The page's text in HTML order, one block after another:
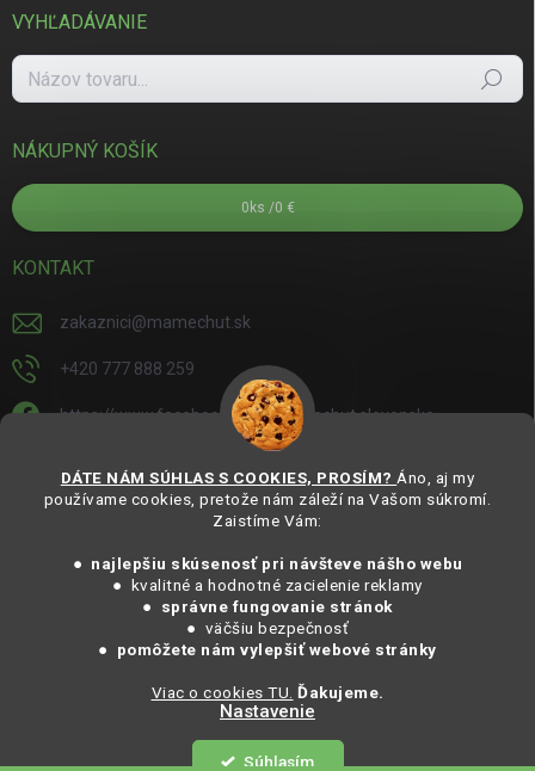
DÁTE NÁM SÚHLAS S COOKIES, PROSÍM? Áno, aj my
používame cookies, pretože nám záleží na Vašom súkromí.
Zaistíme Vám:
● najlepšiu skúsenosť pri návšteve nášho webu
● kvalitné a hodnotné zacielenie reklamy
●
správne fungovanie stránok
● väčšiu bezpečnosť
● pomôžete nám vylepšiť webové stránky
Viac o cookies TU. Ďakujeme.
Nastavenie
Súhlasím
VYHĽADÁVANIE
Hľadať
NÁKUPNÝ KOŠÍK
0 ks /0 €
KONTAKT
zakaznici@mamechut.sk
+420 777 888 259
https://www.facebook.com/mamechut.slovensko
https://www.youtube.com/@mamechutczsk
@mamechut.czsk
MámeChuť Organic. Všechna práva vyhrazena.
MámeChuť Organic. Všetky práva vyhradené.